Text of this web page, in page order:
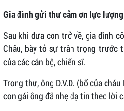
Gia đình gửi thư cảm ơn lực lượng
Sau khi đưa con trở về, gia đình
Châu, bày tỏ sự trân trọng trước
của các cán bộ, chiến sĩ.
Trong thư, ông D.V.D. (bố của
con gái ông đã nhẹ dạ tin theo lời